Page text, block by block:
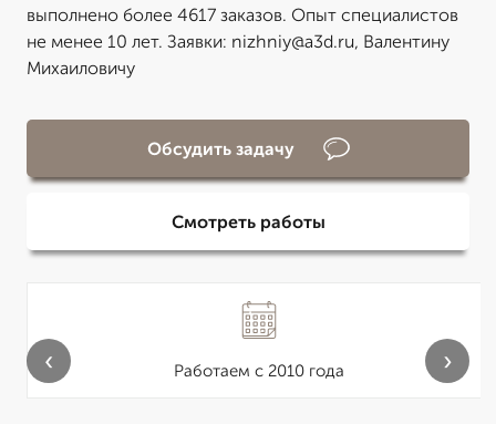
выполнено более 4617 заказов. Опыт специалистов
не менее 10 лет. Заявки: nizhniy@a3d.ru, Валентину
Михаиловичу
Обсудить задачу
Смотреть работы
Работаем с 2010 года
‹ ›